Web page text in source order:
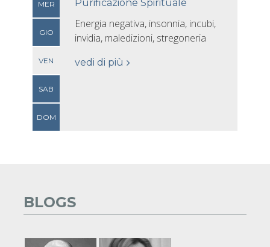
MER
GIO
VEN
SAB
DOM
Purificazione Spirituale
Energia negativa, insonnia, incubi,
invidia, maledizioni, stregoneria
vedi di più
BLOGS